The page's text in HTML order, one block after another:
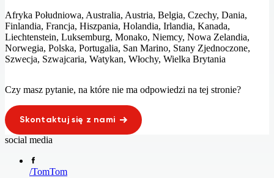
Afryka Południowa, Australia, Austria, Belgia, Czechy, Dania,
Finlandia, Francja, Hiszpania, Holandia, Irlandia, Kanada,
Liechtenstein, Luksemburg, Monako, Niemcy, Nowa Zelandia,
Norwegia, Polska, Portugalia, San Marino, Stany Zjednoczone,
Szwecja, Szwajcaria, Watykan, Włochy, Wielka Brytania
Czy masz pytanie, na które nie ma odpowiedzi na tej stronie?
Skontaktuj się z nami
social media
/TomTom